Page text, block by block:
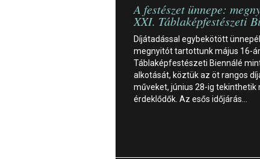
A festészet ünnepe:
XXI. Táblaképfestészeti
Díjátadással egybekötött
megnyitót tartottunk május 16-án.
Táblaképfestészeti Biennálé
alkotását, köztük az öt rangos
műveket, június 28-ig tekinthetik
érdeklődők. Az esős időjárás…